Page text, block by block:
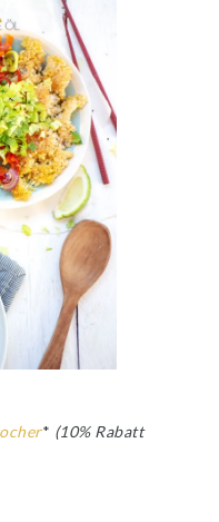
* (10% Rabatt